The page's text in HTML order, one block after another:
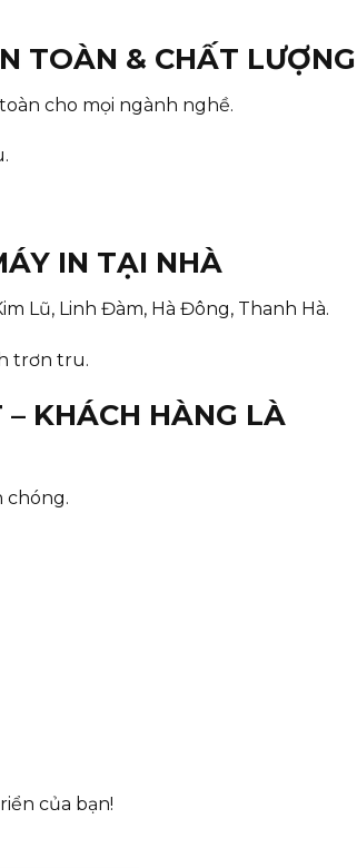
TOÀN & CHẤT LƯỢNG
cho mọi ngành nghề.
IN TẠI NHÀ
Lũ, Linh Đàm, Hà Đông, Thanh Hà.
trơn tru.
KHÁCH HÀNG LÀ
chóng.
của bạn!